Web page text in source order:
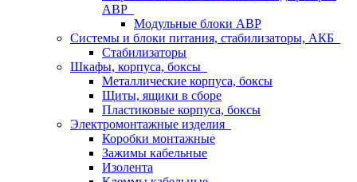
АВР
Модульные блоки АВР
Системы и блоки питания, стабилизаторы, АКБ
Стабилизаторы
Шкафы, корпуса, боксы
Металлические корпуса, боксы
Щиты, ящики в сборе
Пластиковые корпуса, боксы
Электромонтажные изделия
Коробки монтажные
Зажимы кабельные
Изолента